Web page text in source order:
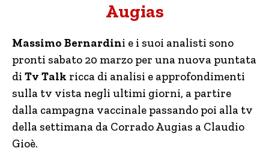
Augias
Massimo Bernardini e i suoi analisti sono
pronti sabato 20 marzo per una nuova puntata
di Tv Talk ricca di analisi e approfondimenti
sulla tv vista negli ultimi giorni, a partire
dalla campagna vaccinale passando poi alla tv
della settimana da Corrado Augias a Claudio
Gioè.